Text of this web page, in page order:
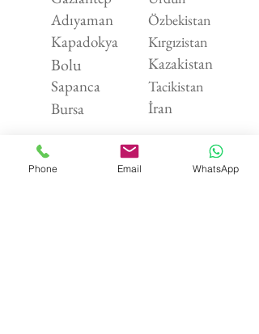
Adıyaman
Kapadokya
Bolu
Sapanca
Bursa
Hakkımızd
a
Özbekistan
Kırgızistan
Kazakistan
Tacikistan
İran
Transfer
Phone Email WhatsApp